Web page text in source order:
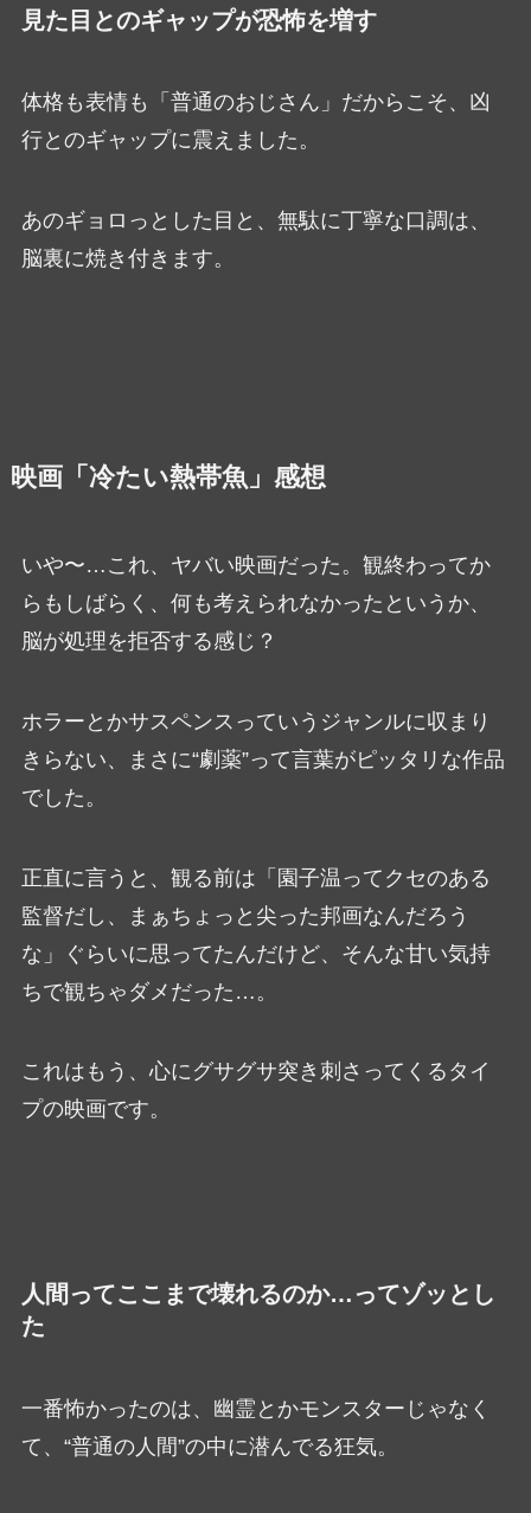
見た目とのギャップが恐怖を増す
体格も表情も「普通のおじさん」だからこそ、凶
行とのギャップに震えました。
あのギョロっとした目と、無駄に丁寧な口調は、
脳裏に焼き付きます。
映画「冷たい熱帯魚」感想
いや〜…これ、ヤバい映画だった。観終わってか
らもしばらく、何も考えられなかったというか、
脳が処理を拒否する感じ？
ホラーとかサスペンスっていうジャンルに収まり
きらない、まさに“劇薬”って言葉がピッタリな作品
でした。
正直に言うと、観る前は「園子温ってクセのある
監督だし、まぁちょっと尖った邦画なんだろう
な」ぐらいに思ってたんだけど、そんな甘い気持
ちで観ちゃダメだった…。
これはもう、心にグサグサ突き刺さってくるタイ
プの映画です。
人間ってここまで壊れるのか…ってゾッとし
た
一番怖かったのは、幽霊とかモンスターじゃなく
て、“普通の人間”の中に潜んでる狂気。